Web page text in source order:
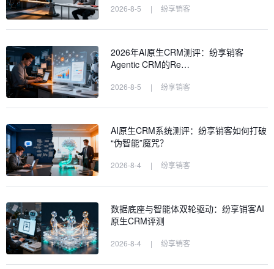
2026-8-5 | 纷享销客
2026年AI原生CRM测评：纷享销客
Agentic CRM的Re…
2026-8-5 | 纷享销客
AI原生CRM系统测评：纷享销客如何打破
“伪智能”魔咒？
2026-8-4 | 纷享销客
数据底座与智能体双轮驱动：纷享销客AI
原生CRM评测
2026-8-4 | 纷享销客